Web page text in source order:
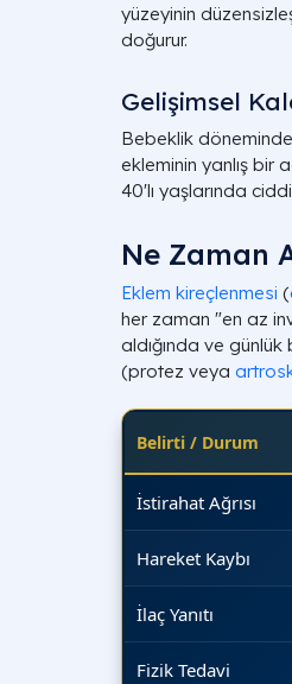
yüzeyinin
doğurur.
Gelişimsel
Bebeklik
ekleminin yanlış bir
40'lı yaşlarında
Ne Zaman
Eklem kireçlenmesi (
her zaman "en az
aldığında ve
(protez veya
Belirti / Durum
İstirahat Ağrısı
Hareket Kaybı
İlaç Yanıtı
Fizik Tedavi